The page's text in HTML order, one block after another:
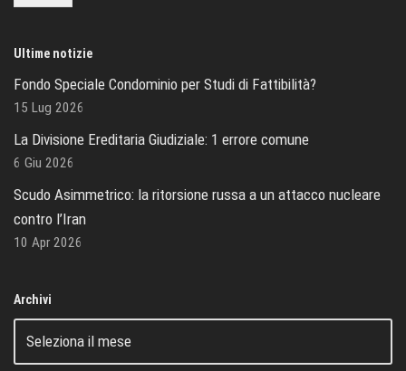
Ultime notizie
Fondo Speciale Condominio per Studi di Fattibilità?
15 Lug 2026
La Divisione Ereditaria Giudiziale: 1 errore comune
6 Giu 2026
Scudo Asimmetrico: la ritorsione russa a un attacco nucleare
contro l’Iran
10 Apr 2026
Archivi